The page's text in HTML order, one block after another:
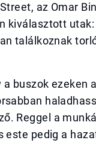
az Omar
kiválasztott
találkoznak
a buszok ezeken
Reggel a
este pedig a